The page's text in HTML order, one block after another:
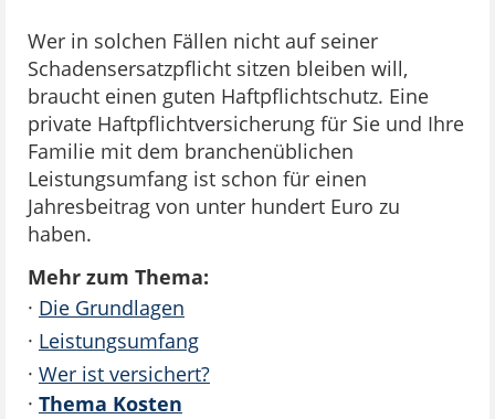
Wer in solchen Fällen nicht auf seiner
Schadensersatzpflicht sitzen bleiben will,
braucht einen guten Haftpflichtschutz. Eine
private Haftpflichtversicherung für Sie und Ihre
Familie mit dem branchenüblichen
Leistungsumfang ist schon für einen
Jahresbeitrag von unter hundert Euro zu
haben.
Mehr zum Thema:
· Die Grundlagen
· Leistungsumfang
· Wer ist versichert?
· Thema Kosten